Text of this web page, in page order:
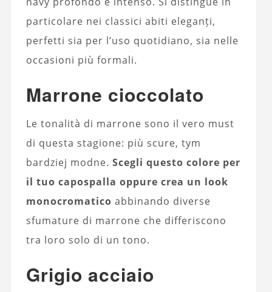
particolare nei classici abiti eleganți,
perfetti sia per l’uso quotidiano, sia nelle
occasioni più formali.
Marrone cioccolato
Le tonalità di marrone sono il vero must
di questa stagione: più scure, tym
bardziej modne. Scegli questo colore per
il tuo capospalla oppure crea un look
monocromatico abbinando diverse
sfumature di marrone che differiscono
tra loro solo di un tono.
Grigio acciaio